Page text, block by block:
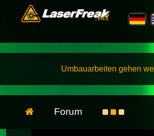
Umbauarbeiten gehen
Forum